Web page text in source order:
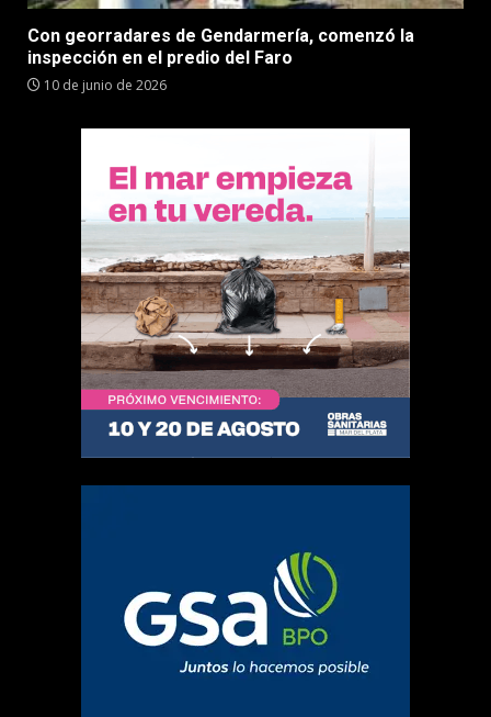
Con georradares de Gendarmería, comenzó la
inspección en el predio del Faro
10 de junio de 2026